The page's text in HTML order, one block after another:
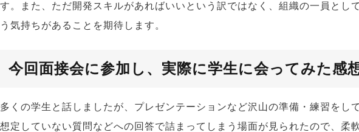
す。また、ただ開発スキルがあればいいという訳ではなく、組織の一員とし
う気持ちがあることを期待します。
今回面接会に参加し、実際に学生に会ってみた感
多くの学生と話しましたが、プレゼンテーションなど沢山の準備・練習をし
想定していない質問などへの回答で詰まってしまう場面が見られたので、柔